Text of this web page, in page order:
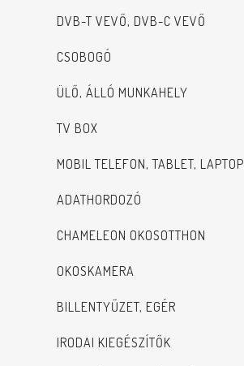
DVB-T VEVŐ, DVB-C VEVŐ
CSOBOGÓ
ÜLŐ, ÁLLÓ MUNKAHELY
TV BOX
MOBIL TELEFON, TABLET, LAPTOP
ADATHORDOZÓ
CHAMELEON OKOSOTTHON
OKOSKAMERA
BILLENTYŰZET, EGÉR
IRODAI KIEGÉSZÍTŐK